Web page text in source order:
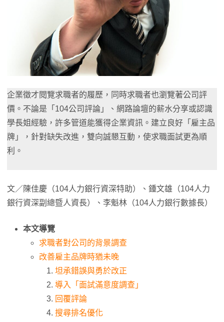
企業徵才閱覽求職者的履歷，同時求職者也瀏覽著公司評
價。不論是「104公司評論」、網路論壇的薪水分享或認識
學長姐經驗，許多管道能獲得企業資訊。建立良好「雇主品
牌」，針對缺失改進，雙向誠懇互動，使求職面試更為順
利。
文／陳佳慶（104人力銀行資深特助）、鍾文雄（104人力
銀行資深副總暨人資長）、李魁林（104人力銀行數據長）
本文導覽
求職者對公司的背景調查
改善雇主品牌時猶未晚
坦承錯誤與勇於改正
導入「面試滿意度調查」
回覆評論
搜尋排名優化